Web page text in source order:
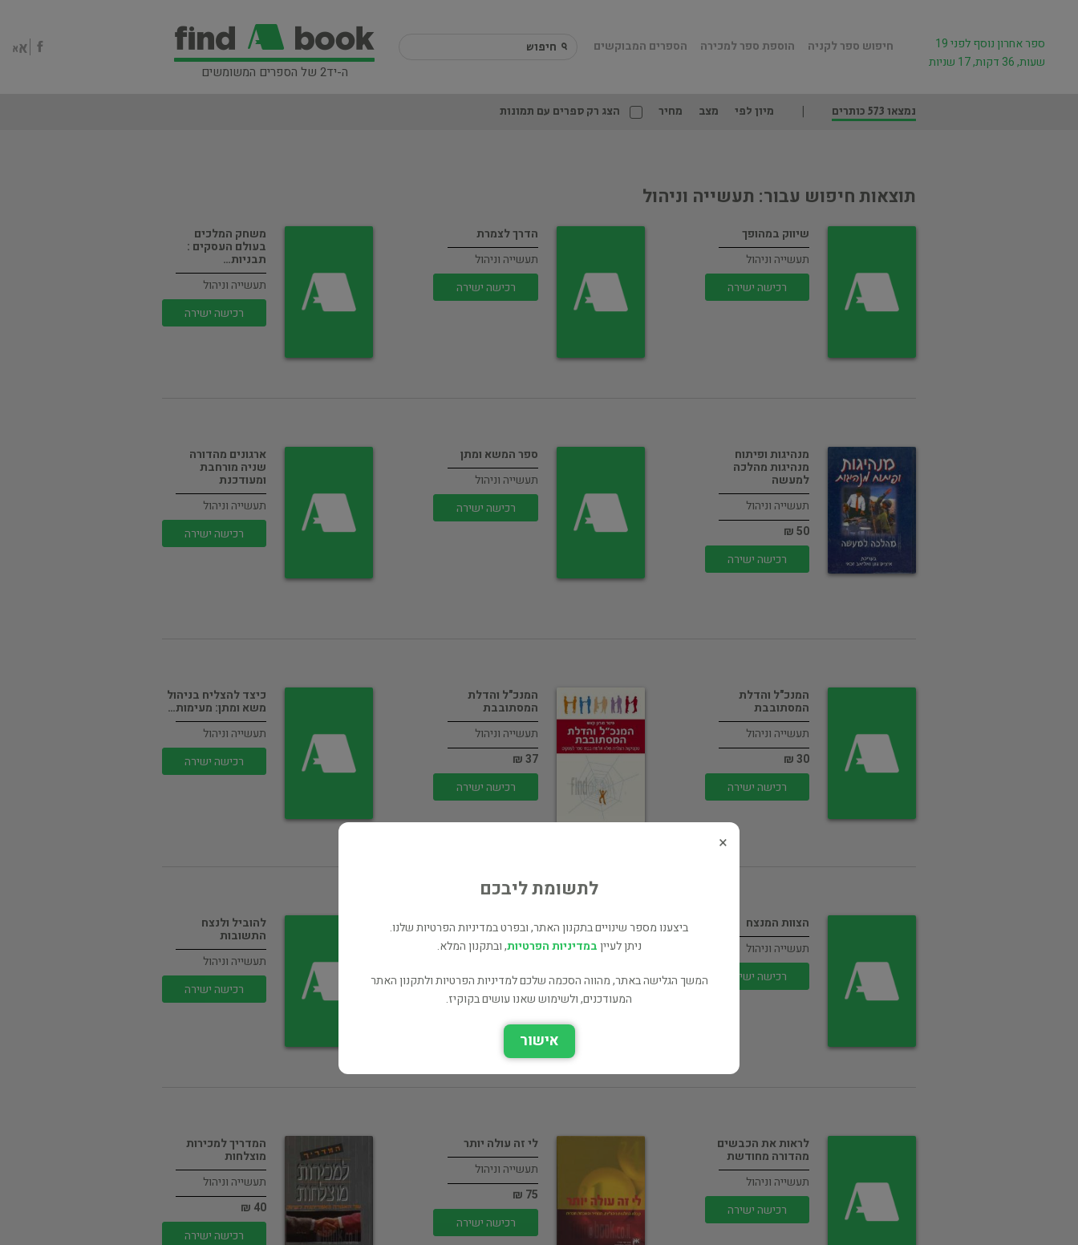
ה-יד2 של הספרים המשומשים
חיפוש ספר לקניה הוספת ספר למכירה הספרים המבוקשים
ספר אחרון נוסף לפני 19
שעות, 36 דקות, 17 שניות
נמצאו 573 כותרים מיון לפי מצב מחיר הצג רק ספרים עם תמונות
תוצאות חיפוש עבור: תעשייה וניהול
שיווק במהופך
תעשייה וניהול
רכישה ישירה
הדרך לצמרת
תעשייה וניהול
רכישה ישירה
משחק המלכים
בעולם העסקים :
תבניות…
תעשייה וניהול
רכישה ישירה
מנהיגות ופיתוח
מנהיגות מהלכה
למעשה
תעשייה וניהול
50 ₪
רכישה ישירה
ספר המשא ומתן
תעשייה וניהול
רכישה ישירה
ארגונים מהדורה
שניה מורחבת
ומעודכנת
תעשייה וניהול
רכישה ישירה
המנכ"ל והדלת
המסתובבת
תעשייה וניהול
30 ₪
רכישה ישירה
המנכ"ל והדלת
המסתובבת
תעשייה וניהול
37 ₪
רכישה ישירה
כיצד להצליח בניהול
משא ומתן: מעימות…
תעשייה וניהול
רכישה ישירה
הצוות המנצח
תעשייה וניהול
רכישה ישירה
מצאתי עצות
וטכניקות להגברת
היצירתיות בניהול…
תעשייה וניהול
רכישה ישירה
להוביל ולנצח
התשובות
תעשייה וניהול
רכישה ישירה
לראות את הכבשים
מהדורה מחודשת
תעשייה וניהול
רכישה ישירה
לי זה עולה יותר
תעשייה וניהול
75 ₪
רכישה ישירה
המדריך למכירות
מוצלחות
תעשייה וניהול
40 ₪
רכישה ישירה
×
לתשומת ליבכם
ביצענו מספר שינויים בתקנון האתר, ובפרט במדיניות הפרטיות שלנו.
ניתן לעייןבמדיניות הפרטיות, ובתקנון המלא.
המשך הגלישה באתר, מהווה הסכמה שלכם למדיניות הפרטיות ולתקנון האתר
המעודכנים, ולשימוש שאנו עושים בקוקיז.
אישור